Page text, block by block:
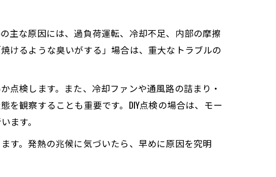
主な原因には、過負荷運転、冷却不足、内部の摩擦
けるような臭いがする」場合は、重大なトラブルの
点検します。また、冷却ファンや通風路の詰まり・
観察することも重要です。DIY点検の場合は、モー
ます。
す。発熱の兆候に気づいたら、早めに原因を究明